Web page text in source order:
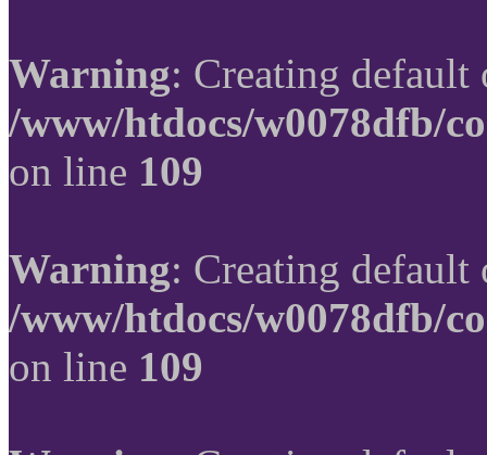
Warning: Creating
/www/htdocs/w0078dfb/
on line 109
Warning: Creating
/www/htdocs/w0078dfb/
on line 109